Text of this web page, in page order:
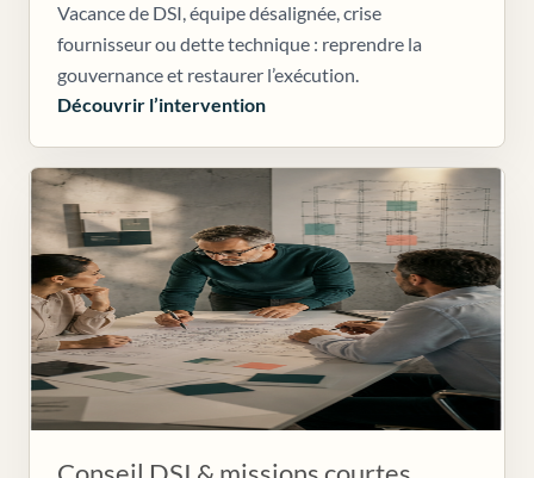
Vacance de DSI, équipe désalignée, crise
fournisseur ou dette technique : reprendre la
gouvernance et restaurer l’exécution.
Découvrir l’intervention